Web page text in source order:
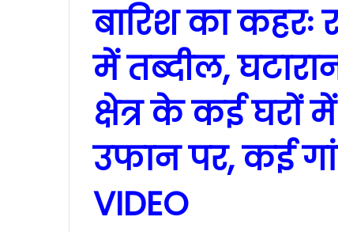
बारिश का कहरः
में तब्दील,
क्षेत्र के कई घरों
उफान पर, कई
VIDEO